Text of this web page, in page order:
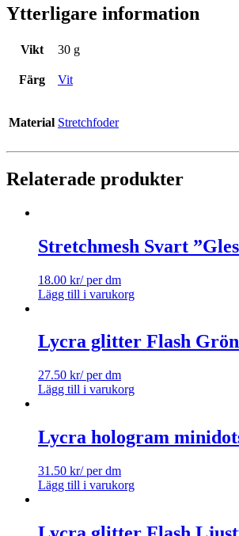
Ytterligare information
Vikt 30 g
Färg Vit
Material Stretchfoder
Relaterade produkter
Stretchmesh Svart
18.00 kr/ per dm
Lägg till i varukorg
Lycra glitter Flash
27.50 kr/ per dm
Lägg till i varukorg
Lycra hologram
31.50 kr/ per dm
Lägg till i varukorg